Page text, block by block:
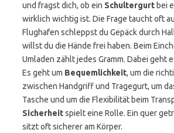
und fragst dich, ob ein Schultergurt bei
wirklich wichtig ist. Die Frage taucht oft
Flughafen schleppst du Gepäck durch
willst du die Hände frei haben. Beim
Umladen zählt jedes Gramm. Dabei geht
Es geht um Bequemlichkeit, um die
zwischen Handgriff und Tragegurt, um
Tasche und um die Flexibilität beim
Sicherheitspielt eine Rolle. Ein quer
sitzt oft sicherer am Körper.